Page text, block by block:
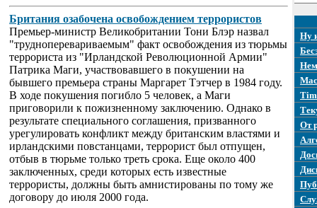
Британия озабочена освобождением террористов
Премьер-министр Великобритании Тони Блэр назвал
"трудноперевариваемым" факт освобождения из тюрьмы
террориста из "Ирландской Революционной Армии"
Патрика Маги, участвовавшего в покушении на
бывшего премьера страны Маргарет Тэтчер в 1984 году.
В ходе покушения погибло 5 человек, а Маги
приговорили к пожизненному заключению. Однако в
результате специального соглашения, призванного
урегулировать конфликт между британским властями и
ирландскими повстанцами, террорист был отпущен,
отбыв в тюрьме только треть срока. Еще около 400
заключенных, среди которых есть известные
террористы, должны быть амнистированы по тому же
договору до июля 2000 года.
Ну
От